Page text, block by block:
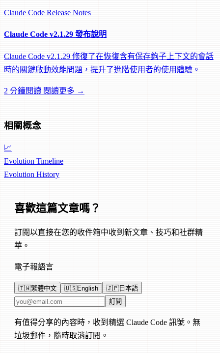
Claude Code Release Notes
Claude Code v2.1.29 發布說明
Claude Code v2.1.29 修復了在恢復含有保存鉤子上下文的會話
時的關鍵啟動效能問題，提升了進階使用者的使用體驗。
2 分鐘閱讀 閱讀更多 →
相關概念
📈
Evolution Timeline
Evolution History
喜歡這篇文章嗎？
訂閱以直接在您的收件箱中收到新文章、技巧和社群精
華。
電子報語言
🇹🇼繁體中文 🇺🇸English 🇯🇵日本語
電子郵件地址 訂閱
有值得分享的內容時，收到精選 Claude Code 訊號。無
垃圾郵件，隨時取消訂閱。